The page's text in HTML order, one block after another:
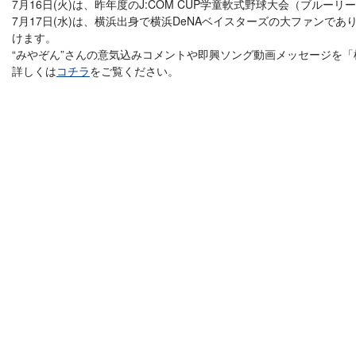
7月16日(火)は、昨年度のJ:COM CUP学童軟式野球大会（ブルーリ
7月17日(水)は、横浜出身で横浜DeNAベイスターズの大ファンで
けます。
“みやぞん”さんの意気込みコメントや即興ソング動画メッセージを
詳しくはコチラをご覧ください。